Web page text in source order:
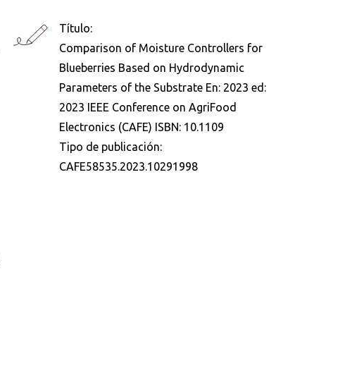
Título:
Comparison of Moisture Controllers for
Blueberries Based on Hydrodynamic
Parameters of the Substrate En: 2023 ed:
2023 IEEE Conference on AgriFood
Electronics (CAFE) ISBN: 10.1109
Tipo de publicación:
CAFE58535.2023.10291998